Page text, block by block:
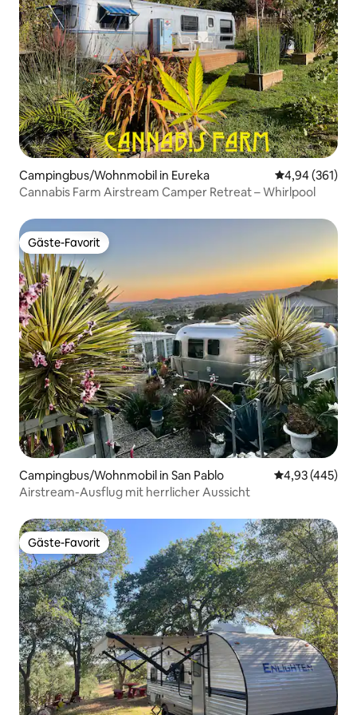
Campingbus/Wohnmobil in Eureka
4,94 (361)
Cannabis Farm Airstream Camper Retreat – Whirlpool
Gäste-Favorit
Gäste-Favorit
Campingbus/Wohnmobil in San Pablo
4,93 (445)
Airstream-Ausflug mit herrlicher Aussicht
Gäste-Favorit
Gäste-Favorit